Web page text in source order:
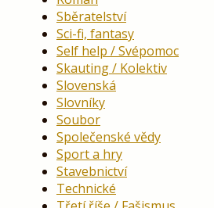
Sběratelství
Sci-fi, fantasy
Self help / Svépomoc
Skauting / Kolektiv
Slovenská
Slovníky
Soubor
Společenské vědy
Sport a hry
Stavebnictví
Technické